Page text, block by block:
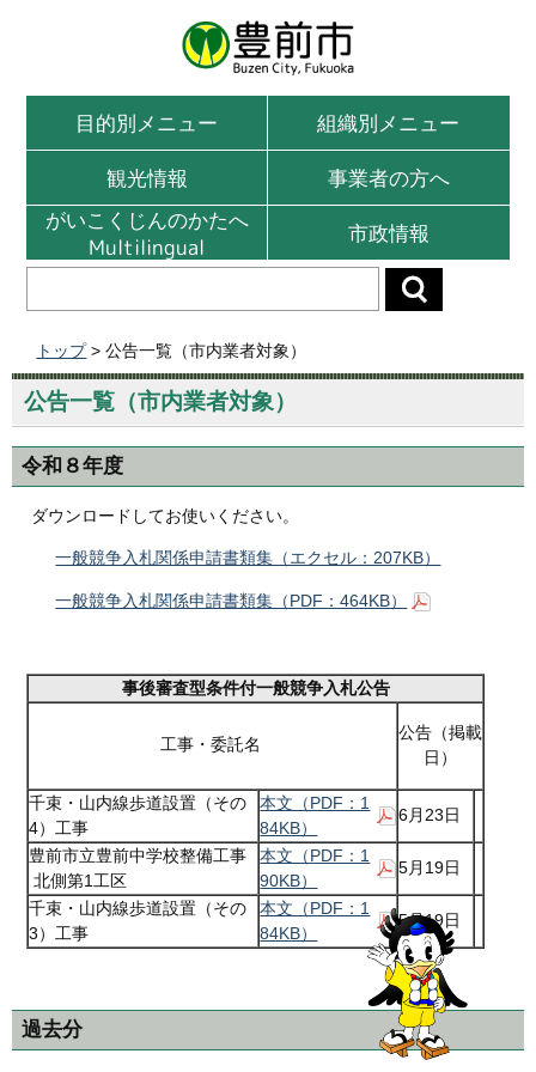
目的別メニュー
組織別メニュー
観光情報
事業者の方へ
がいこくじんのかたへ
Multilingual
市政情報
トップ > 公告一覧（市内業者対象）
公告一覧（市内業者対象）
令和８年度
ダウンロードしてお使いください。
一般競争入札関係申請書類集（エクセル：207KB）
一般競争入札関係申請書類集（PDF：464KB）
事後審査型条件付一般競争入札公告
工事・委託名
公告（掲載
日）
千束・山内線歩道設置（その
4）工事
本文（PDF：1
84KB）
6月23日
豊前市立豊前中学校整備工事
北側第1工区
本文（PDF：1
90KB）
5月19日
千束・山内線歩道設置（その
3）工事
本文（PDF：1
84KB）
5月19日
過去分